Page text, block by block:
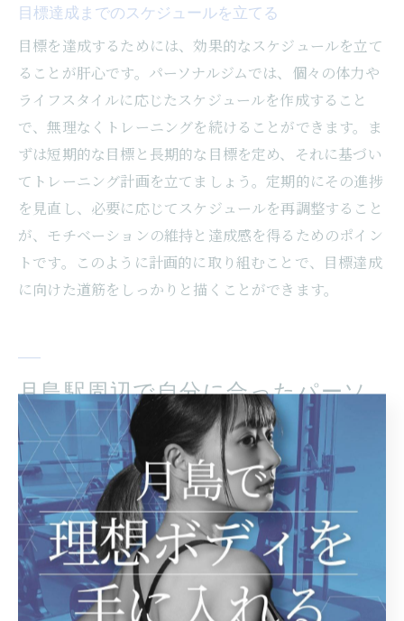
目標達成までのスケジュールを立てる
目標を達成するためには、効果的なスケジュールを立て
ることが肝心です。パーソナルジムでは、個々の体力や
ライフスタイルに応じたスケジュールを作成すること
で、無理なくトレーニングを続けることができます。ま
ずは短期的な目標と長期的な目標を定め、それに基づい
てトレーニング計画を立てましょう。定期的にその進捗
を見直し、必要に応じてスケジュールを再調整すること
が、モチベーションの維持と達成感を得るためのポイン
トです。このように計画的に取り組むことで、目標達成
に向けた道筋をしっかりと描くことができます。
月島駅周辺で自分に合ったパーソ
ナルジムを見つけるには
アクセスの良さを重視するメリット
パーソナルジムを選ぶ際に、アクセスの良さを重視する
ことは重要なポイントです。特に月島駅近くのジムを選
ぶことで、通勤時間を大幅に短縮することができます。
これにより、トレーニングの継続がしやすくなり、モチ
ベーションの維持にもつながります。また、駅近くのジ